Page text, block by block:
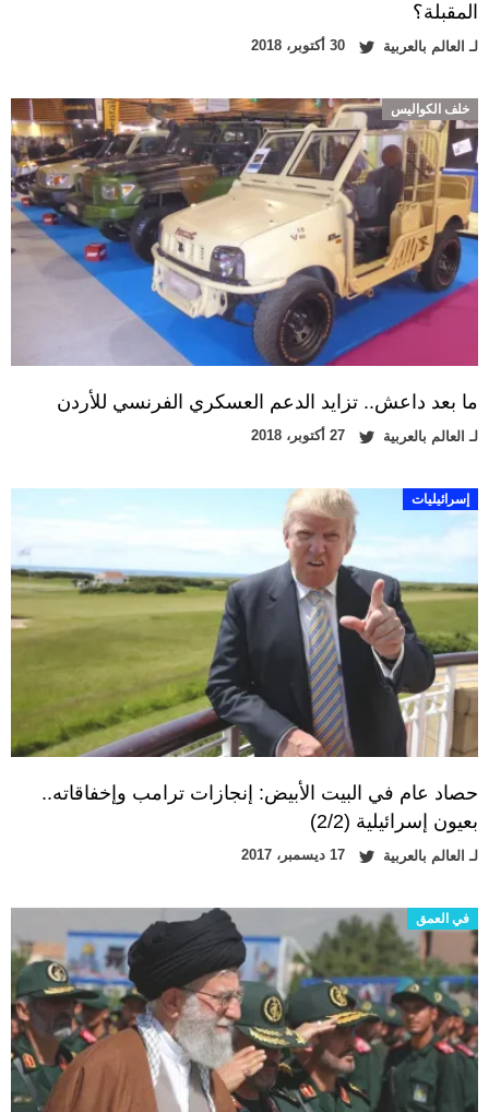
المقبلة؟
لـ العالم بالعربية 30 أكتوبر، 2018
خلف الكواليس
ما بعد داعش.. تزايد الدعم العسكري الفرنسي للأردن
لـ العالم بالعربية 27 أكتوبر، 2018
إسرائيليات
حصاد عام في البيت الأبيض: إنجازات ترامب وإخفاقاته..
بعيون إسرائيلية (2/2)
لـ العالم بالعربية 17 ديسمبر، 2017
في العمق